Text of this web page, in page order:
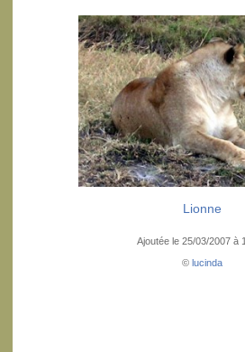
Lionne
Ajoutée le 25/03/2007 à
© lucinda